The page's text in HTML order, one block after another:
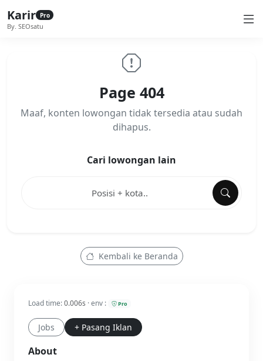
Karir Pro
By. SEOsatu
Page 404
Maaf, konten lowongan tidak tersedia atau sudah
dihapus.
Cari lowongan lain
Kembali ke Beranda
Load time:0.006s · env : Pro
Jobs + Pasang Iklan
About